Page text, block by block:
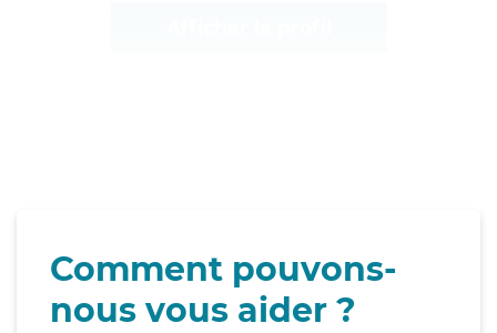
Comment pouvons-
nous vous aider ?